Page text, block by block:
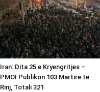
Iran: Dita 25 e Kryengritjes –
PMOI Publikon 103 Martirë të
Rinj, Totali 321